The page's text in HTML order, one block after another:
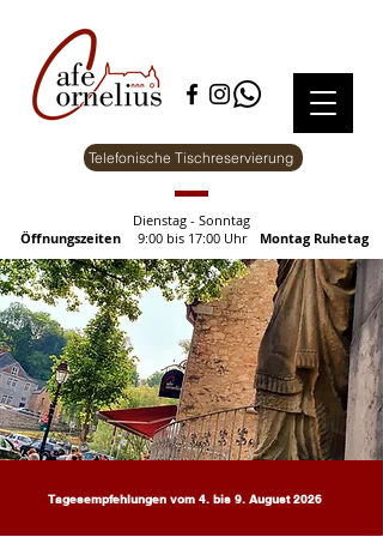
Telefonische Tischreservierung
Montag Ruhetag
Dienstag - Sonntag
9:00 bis 17:00 Uhr
Öffnungszeiten
Tagesempfehlungen vom 4. bis 9. August 2026